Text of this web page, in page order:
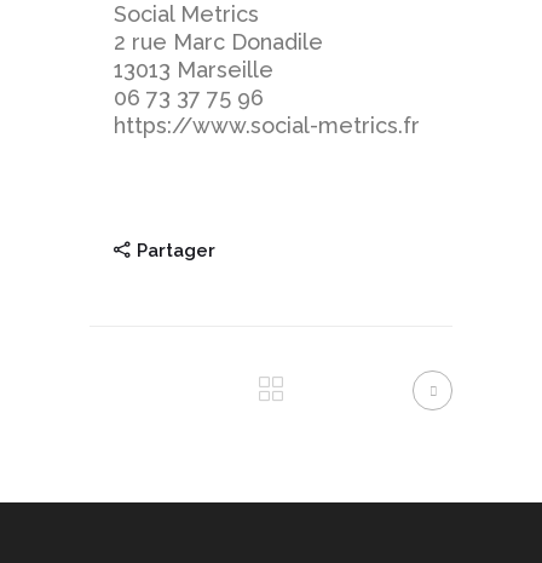
Social Metrics
2 rue Marc Donadile
13013 Marseille
06 73 37 75 96
https://www.social-metrics.fr
Partager